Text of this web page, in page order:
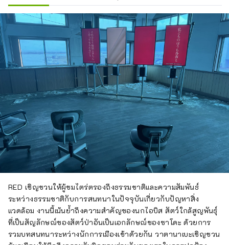
RED เชิญชวนให้ผู้ชมไตร่ตรองถึงธรรมชาติและความสัมพันธ์
ระหว่างธรรมชาติกับการสนทนาในปัจจุบันเกี่ยวกับปัญหาสิ่ง
แวดล้อม งานนี้เน้นย้ำถึงความสำคัญของนกไอบิส สัตว์ใกล้สูญพันธุ์
ที่เป็นสัญลักษณ์ของสัตว์ป่าอันเป็นเอกลักษณ์ของซาโดะ ด้วยการ
รวมบทสนทนาระหว่างนักการเมืองเข้าด้วยกัน วาตานาเบะเชิญชวน